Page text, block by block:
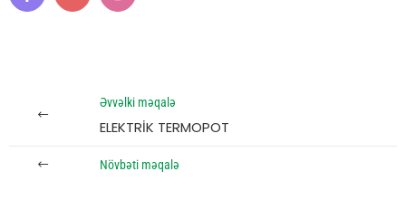
Əvvəlki məqalə
ELEKTRİK TERMOPOT
Növbəti məqalə